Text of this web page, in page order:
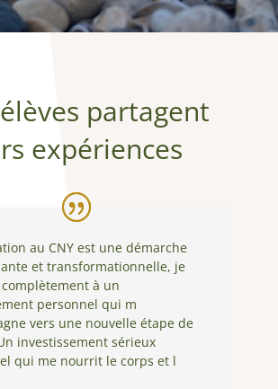
partagent
expériences
au CNY est une démarche
et transformationnelle, je
complètement à un
personnel qui m
vers une nouvelle étape de
investissement sérieux
qui me nourrit le corps et l